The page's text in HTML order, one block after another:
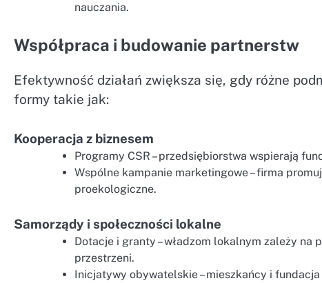
nauczania.
Współpraca i budowanie partnerstw
Efektywność działań zwiększa się, gdy różne
formy takie jak:
Kooperacja z biznesem
Programy CSR – przedsiębiorstwa wspierają
Wspólne kampanie marketingowe – firma
proekologiczne.
Samorządy i społeczności lokalne
Dotacje i granty – władzom lokalnym zależy
przestrzeni.
Inicjatywy obywatelskie – mieszkańcy i